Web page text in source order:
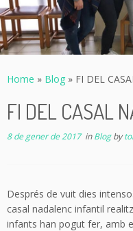
Home » Blog » FI DEL
FI DEL CASAL
8 de gener de 2017inBlogby
Després de vuit dies
casal nadalenc infantil
infants han pogut fer, amb